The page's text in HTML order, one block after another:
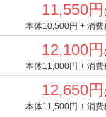
11,550円
本体10,500円 + 消費
12,100円
本体11,000円 + 消費
12,650円
本体11,500円 + 消費